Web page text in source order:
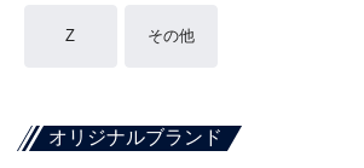
Z その他
オリジナルブランド